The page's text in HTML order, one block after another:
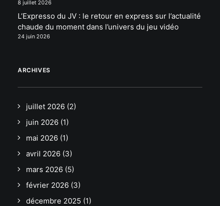
8 juillet 2026
L’Expresso du JV : le retour en express sur l’actualité
chaude du moment dans l’univers du jeu vidéo
24 juin 2026
ARCHIVES
juillet 2026 (2)
juin 2026 (1)
mai 2026 (1)
avril 2026 (3)
mars 2026 (5)
février 2026 (3)
décembre 2025 (1)